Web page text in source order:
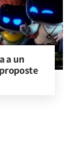
a un